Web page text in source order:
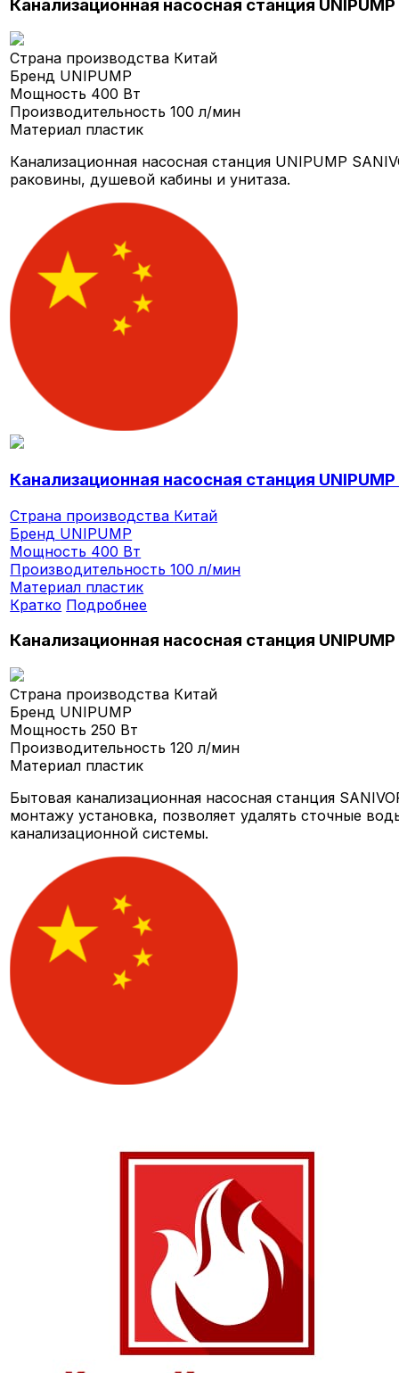
Канализационная насосная станция
Страна производства Китай
Бренд UNIPUMP
Мощность 400 Вт
Производительность100 л/мин
Материал пластик
Канализационная насосная станция UNIPUMP
раковины, душевой кабины и унитаза.
Канализационная насосная станция
Страна производства Китай
Бренд UNIPUMP
Мощность 400 Вт
Производительность100 л/мин
Материал пластик
Кратко Подробнее
Канализационная насосная станция
Страна производства Китай
Бренд UNIPUMP
Мощность250 Вт
Производительность120 л/мин
Материал пластик
Бытовая канализационная насосная станция
монтажу установка, позволяет удалять сточные
канализационной системы.